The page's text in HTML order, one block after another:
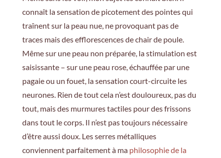
connaît la sensation de picotement des pointes qui
traînent sur la peau nue, ne provoquant pas de
traces mais des efflorescences de chair de poule.
Même sur une peau non préparée, la stimulation est
saisissante – sur une peau rose, échauffée par une
pagaie ou un fouet, la sensation court-circuite les
neurones. Rien de tout cela n’est douloureux, pas du
tout, mais des murmures tactiles pour des frissons
dans tout le corps. Il n’est pas toujours nécessaire
d’être aussi doux. Les serres métalliques
conviennent parfaitement à ma philosophie de la